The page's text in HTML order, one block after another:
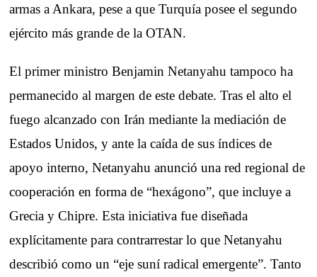
armas a Ankara, pese a que Turquía posee el segundo
ejército más grande de la OTAN.
El primer ministro Benjamin Netanyahu tampoco ha
permanecido al margen de este debate. Tras el alto el
fuego alcanzado con Irán mediante la mediación de
Estados Unidos, y ante la caída de sus índices de
apoyo interno, Netanyahu anunció una red regional de
cooperación en forma de “hexágono”, que incluye a
Grecia y Chipre. Esta iniciativa fue diseñada
explícitamente para contrarrestar lo que Netanyahu
describió como un “eje suní radical emergente”. Tanto